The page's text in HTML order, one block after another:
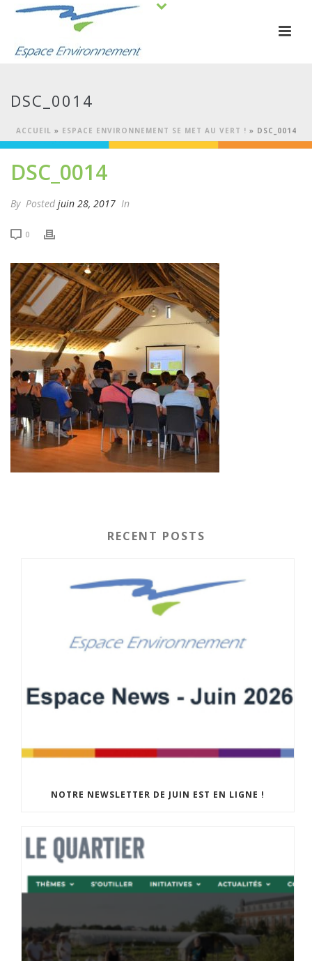
DSC_0014
ACCUEIL » ESPACE ENVIRONNEMENT SE MET AU VERT ! » DSC_0014
DSC_0014
By Posted juin 28, 2017 In
0
RECENT POSTS
NOTRE NEWSLETTER DE JUIN EST EN LIGNE !